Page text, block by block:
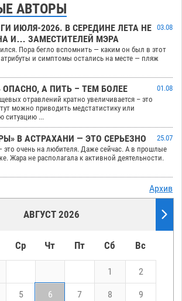
АВТОРЫ
ИЮЛЯ-2026. В СЕРЕДИНЕ ЛЕТА НЕ
И… ЗАМЕСТИТЕЛЕЙ МЭРА
03.08
Пора бегло вспомнить — каким он был в этот
и симптомы остались на месте — пляж
А ПИТЬ – ТЕМ БОЛЕЕ
01.08
отравлений кратно увеличивается – это
можно приводить медстатистику или
ситуацию ...
В АСТРАХАНИ — ЭТО СЕРЬЕЗНО
25.07
это очень на любителя. Даже сейчас. А в прошлые
Жара не располагала к активной деятельности.
Архив
АВГУСТ 2026
Ср Чт Пт Сб Вс
1 2
5 6 7 8 9